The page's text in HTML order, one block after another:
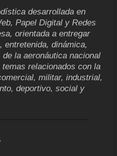
desarrollada en
Papel Digital y Redes
orientada a entregar
entretenida, dinámica,
la aeronáutica nacional
relacionados con la
militar, industrial,
deportivo, social y